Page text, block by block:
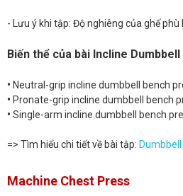
- Lưu ý khi tập: Độ nghiêng của ghế
Biến thể của bài Incline
• Neutral-grip incline dumbbell bench
• Pronate-grip incline dumbbell bench
• Single-arm incline dumbbell bench
=> Tìm hiểu chi tiết về bài tập:
Machine Chest Press